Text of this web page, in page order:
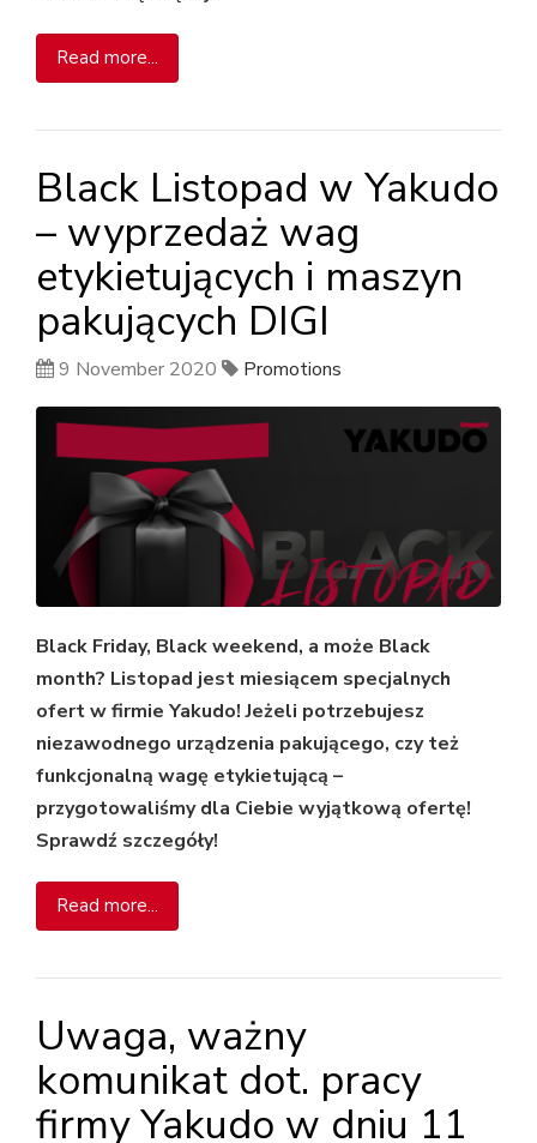
Read more...
Black Listopad w Yakudo
– wyprzedaż wag
etykietujących i maszyn
pakujących DIGI
9 November 2020 Promotions
Black Friday, Black weekend, a może Black
month? Listopad jest miesiącem specjalnych
ofert w firmie Yakudo! Jeżeli potrzebujesz
niezawodnego urządzenia pakującego, czy też
funkcjonalną wagę etykietującą –
przygotowaliśmy dla Ciebie wyjątkową ofertę!
Sprawdź szczegóły!
Read more...
Uwaga, ważny
komunikat dot. pracy
firmy Yakudo w dniu 11